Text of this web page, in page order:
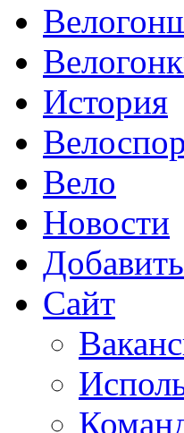
История
Вело
Новости
Сайт